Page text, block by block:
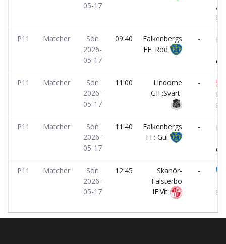
05-17
/
BK
P11 Matcher
Sön
2026-
05-17
09:40
Falkenbergs
FF: Röd
-
P11 Matcher
Sön
2026-
05-17
11:00
Lindome
GIF:Svart
-
P11 Matcher
Sön
2026-
05-17
11:40
Falkenbergs
FF: Gul
-
P11 Matcher
Sön
2026-
05-17
12:45
Skanör-
Falsterbo
IF:Vit
-